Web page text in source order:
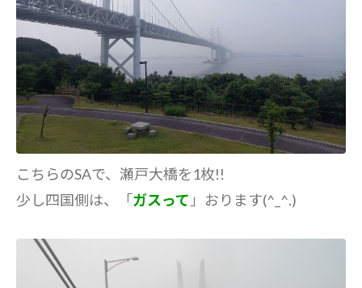
こちらのSAで、瀬戸大橋を1枚!!
少し四国側は、「ガスって 」おります(^_^.)